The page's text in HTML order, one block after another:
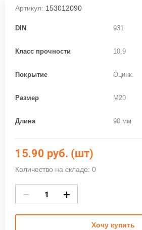
Артикул: 153012090
DIN 931
Класс прочности 10,9
Покрытие Оцинк.
Размер M20
Длина 90 мм
15.90 руб. (шт)
Количество на складе: 0
− +
Хочу купить